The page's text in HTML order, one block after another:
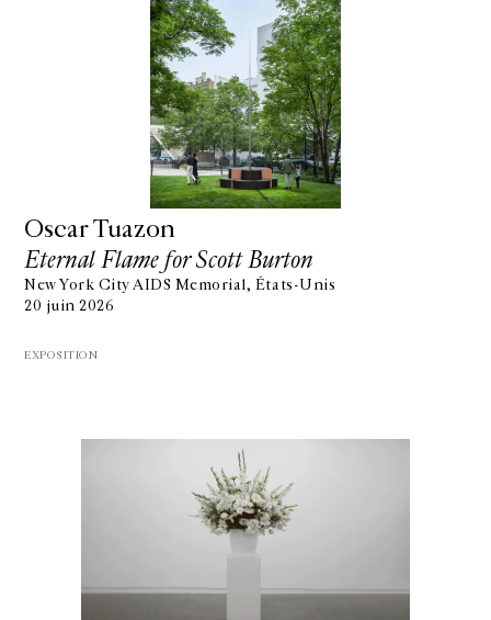
Oscar Tuazon
Eternal Flame for Scott Burton
New York City AIDS Memorial, États-Unis
20 juin 2026
EXPOSITION